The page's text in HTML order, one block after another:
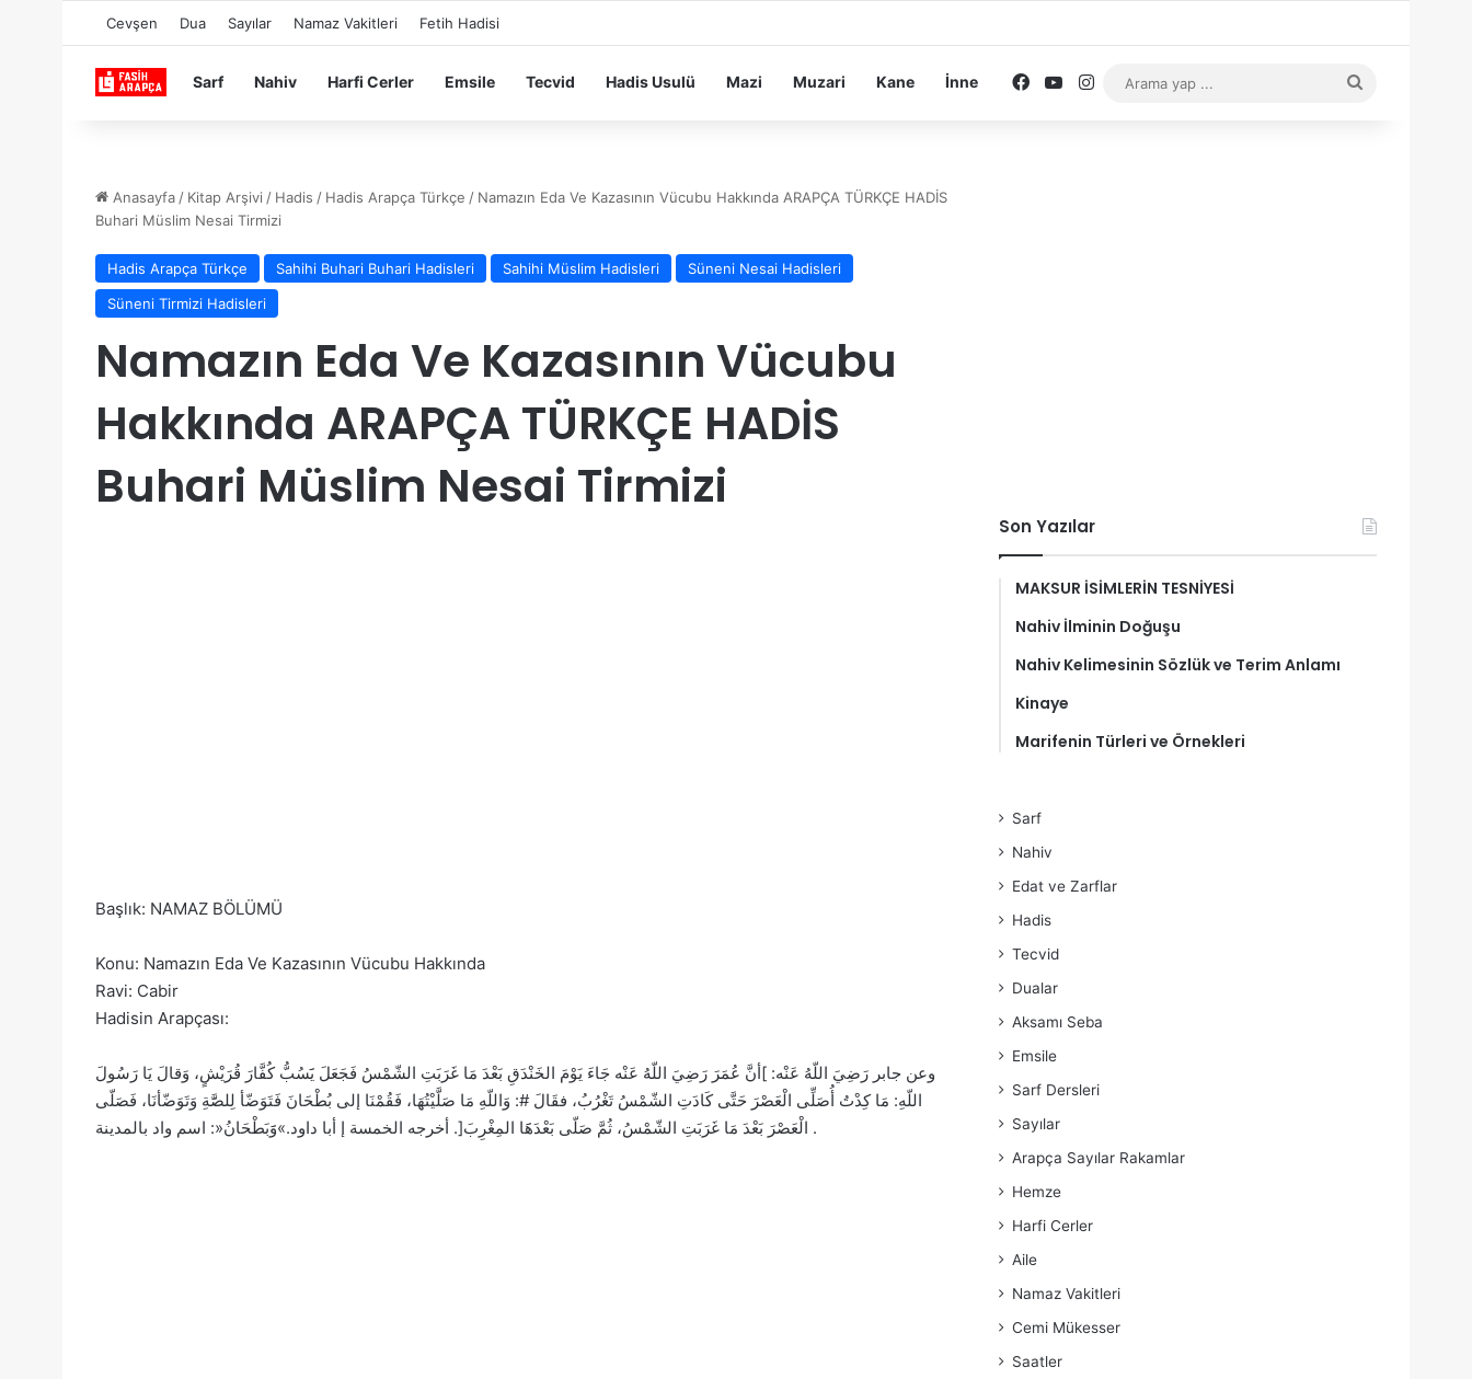
Cevşen Dua Sayılar Namaz Vakitleri Fetih Hadisi
Sarf Nahiv Harfi Cerler Emsile Tecvid Hadis Usulü Mazi Muzari Kane İnne Facebook
YouTube
Instagram
Anasayfa / Kitap Arşivi / Hadis / Hadis Arapça Türkçe / Namazın Eda Ve Kazasının Vücubu Hakkında ARAPÇA TÜRKÇE HADİS
Buhari Müslim Nesai Tirmizi
Hadis Arapça Türkçe Sahihi Buhari Buhari Hadisleri Sahihi Müslim Hadisleri
Süneni Nesai Hadisleri
Süneni Tirmizi Hadisleri
Namazın Eda Ve Kazasının Vücubu
Hakkında ARAPÇA TÜRKÇE HADİS
Buhari Müslim Nesai Tirmizi
Başlık: NAMAZ BÖLÜMÜ
Konu: Namazın Eda Ve Kazasının Vücubu Hakkında
Ravi: Cabir
Hadisin Arapçası:
وعن جابر رَضِيَ اللّهُ عَنْه: ]أنَّ عُمَرَ رَضِيَ اللّهُ عَنْه جَاءَ يَوْمَ الخَنْدَقِ بَعْدَ مَا غَرَبَتِ الشّمْسُ فَجَعَلَ يََسُبُّ كُفَّارَ قُرَيْشٍ، وَقالَ يَا رَسُولَ
اللّهِ: مَا كِدْتُ أُصَلِّى الْعَصْرَ حَتَّى كَادَتِ الشّمْسُ تَغْرُبُ، فقَالَ #: وَاللّهِ مَا صَلَّيْتُهَا، فَقُمْنَا إلى بُطْحَانَ فَتَوَضّأ لِلصََّةِ وَتَوَضّأنَا، فَصَلّى
الْعَصْرَ بَعْدَ مَا غَرَبَتِ الشّمْسُ، ثُمَّ صَلّى بَعْدَهََا المِغْرِبَ[. أخرجه الخمسة إ أبا داود.»وََبَطْحَانُ«: اسم واد بالمدينة .
Son Yazılar
MAKSUR İSİMLERİN TESNİYESİ
Nahiv İlminin Doğuşu
Nahiv Kelimesinin Sözlük ve Terim Anlamı
Kinaye
Marifenin Türleri ve Örnekleri
Sarf
Nahiv
Edat ve Zarflar
Hadis
Tecvid
Dualar
Aksamı Seba
Emsile
Sarf Dersleri
Sayılar
Arapça Sayılar Rakamlar
Hemze
Harfi Cerler
Aile
Namaz Vakitleri
Cemi Mükesser
Saatler